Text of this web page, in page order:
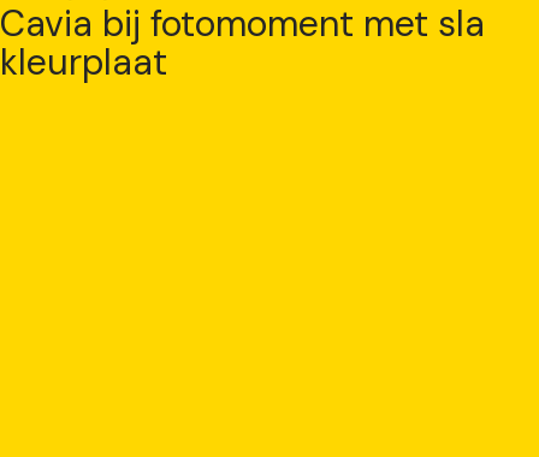
Cavia bij fotomoment met sla
kleurplaat